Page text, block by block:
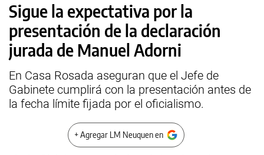
Sigue la expectativa por la
presentación de la declaración
jurada de Manuel Adorni
En Casa Rosada aseguran que el Jefe de
Gabinete cumplirá con la presentación antes de
la fecha límite fijada por el oficialismo.
+ Agregar LM Neuquen en